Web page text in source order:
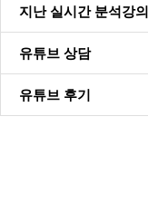
지난 실시간 분석강의
유튜브 상담
유튜브 후기